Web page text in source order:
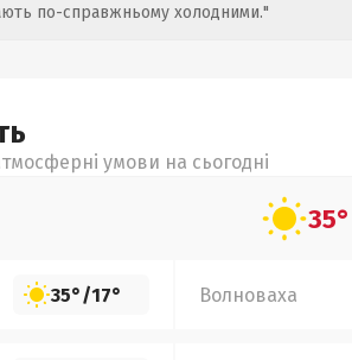
по-справжньому холодними."
умови на сьогодні
35°
35°/17° Волноваха